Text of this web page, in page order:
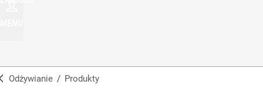
Odżywianie / Produkty